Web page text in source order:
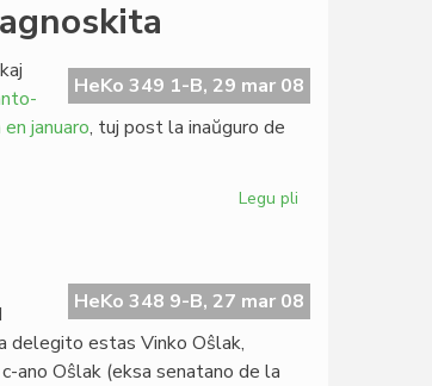
Schäffer
HeKo 349 1-B, 29 mar 08
januaro, tuj post la inaŭguro de
Legu pli
oficiale
agnoskita
HeKo 348 9-B, 27 mar 08
delegito estas Vinko Oŝlak,
ano Oŝlak (eksa senatano de la